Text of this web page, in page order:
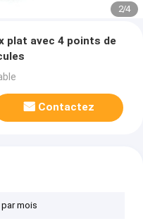
2/4
plat avec 4 points de
Contactez
mois